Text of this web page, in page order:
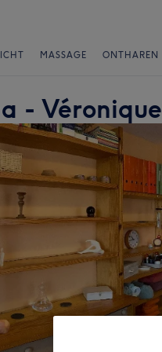
MASSAGE ONTHAREN
- Véronique